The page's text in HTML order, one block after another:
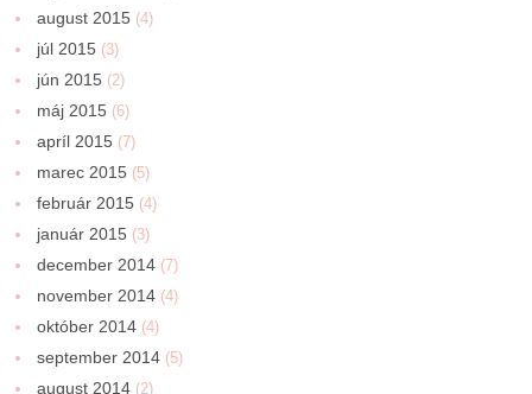
august 2015 (4)
júl 2015 (3)
jún 2015 (2)
máj 2015 (6)
apríl 2015 (7)
marec 2015 (5)
február 2015 (4)
január 2015 (3)
december 2014 (7)
november 2014 (4)
október 2014 (4)
september 2014 (5)
august 2014 (2)